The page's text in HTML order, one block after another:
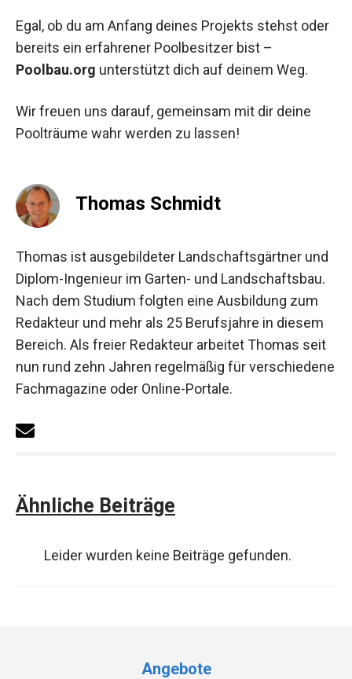
Egal, ob du am Anfang deines Projekts stehst oder
bereits ein erfahrener Poolbesitzer bist –
Poolbau.org unterstützt dich auf deinem Weg.
Wir freuen uns darauf, gemeinsam mit dir deine
Poolträume wahr werden zu lassen!
Thomas Schmidt
Thomas ist ausgebildeter Landschaftsgärtner und
Diplom-Ingenieur im Garten- und Landschaftsbau.
Nach dem Studium folgten eine Ausbildung zum
Redakteur und mehr als 25 Berufsjahre in diesem
Bereich. Als freier Redakteur arbeitet Thomas seit
nun rund zehn Jahren regelmäßig für verschiedene
Fachmagazine oder Online-Portale.
Ähnliche Beiträge
Leider wurden keine Beiträge gefunden.
Angebote